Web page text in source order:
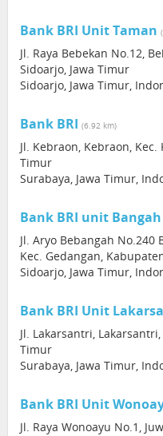
Bank BRI Unit Taman
Jl. Raya Bebekan No.12,
Sidoarjo, Jawa Timur
Sidoarjo, Jawa Timur,
Bank BRI (6.92 km)
Jl. Kebraon, Kebraon, Kec.
Timur
Surabaya, Jawa Timur,
Bank BRI unit Bangah
Jl. Aryo Bebangah No.240
Kec. Gedangan,
Sidoarjo, Jawa Timur,
Bank BRI Unit
Jl. Lakarsantri,
Timur
Surabaya, Jawa Timur,
Bank BRI Unit
Jl. Raya Wonoayu No.1,